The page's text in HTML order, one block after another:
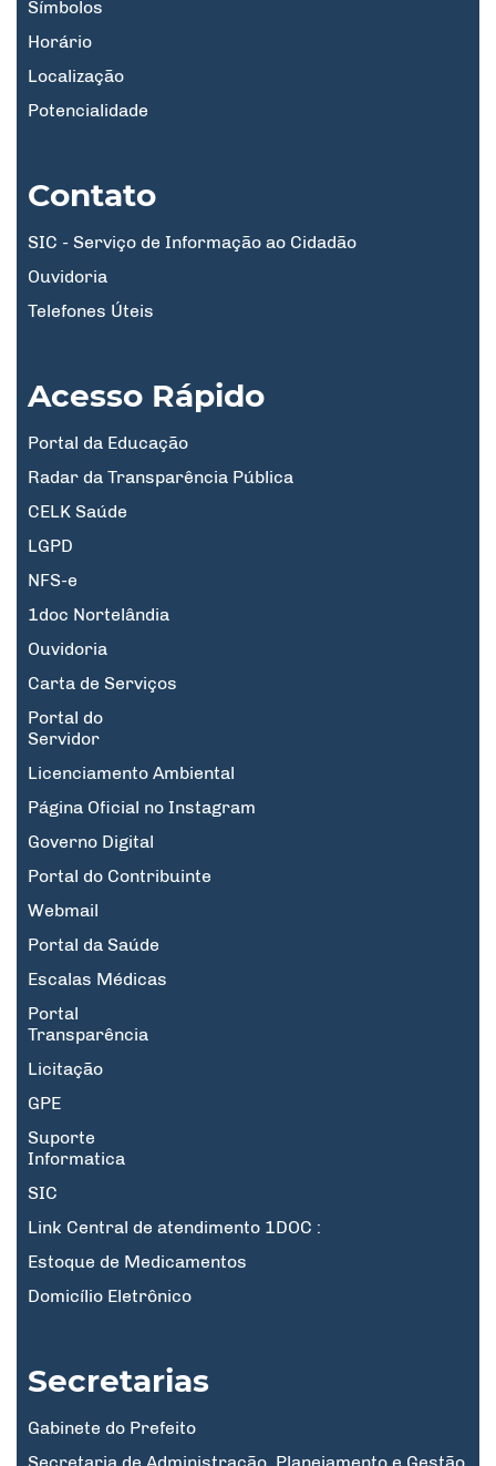
Símbolos
Horário
Localização
Potencialidade
Contato
SIC - Serviço de Informação ao Cidadão
Ouvidoria
Telefones Úteis
Acesso Rápido
Portal da Educação
Radar da Transparência Pública
CELK Saúde
LGPD
NFS-e
1doc Nortelândia
Ouvidoria
Carta de Serviços
Portal do
Servidor
Licenciamento Ambiental
Página Oficial no Instagram
Governo Digital
Portal do Contribuinte
Webmail
Portal da Saúde
Escalas Médicas
Portal
Transparência
Licitação
GPE
Suporte
Informatica
SIC
Link Central de atendimento 1DOC :
Estoque de Medicamentos
Domicílio Eletrônico
Secretarias
Gabinete do Prefeito